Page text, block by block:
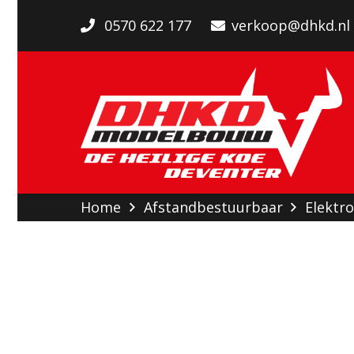
0570 622 177 verkoop@dhkd.nl
Home Afstandbestuurbaar